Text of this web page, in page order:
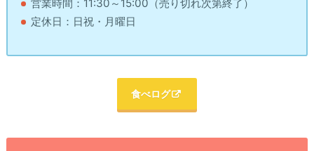
営業時間：11:30～15:00（売り切れ次第終了）
定休日：日祝・月曜日
食べログ